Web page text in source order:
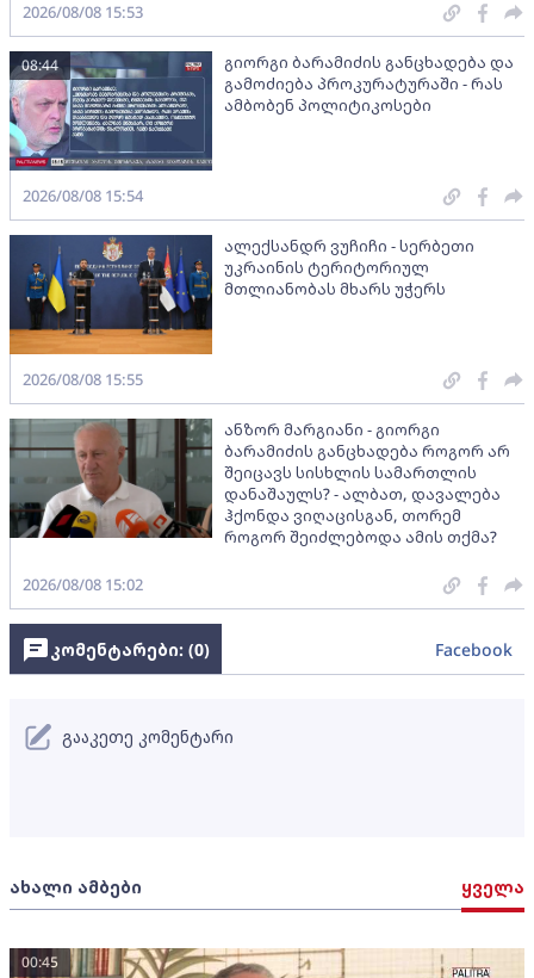
2026/08/08 15:53
გიორგი ბარამიძის განცხადება და
გამოძიება პროკურატურაში - რას
ამბობენ პოლიტიკოსები
08:44
2026/08/08 15:54
ალექსანდრ ვუჩიჩი - სერბეთი
უკრაინის ტერიტორიულ
მთლიანობას მხარს უჭერს
2026/08/08 15:55
ანზორ მარგიანი - გიორგი
ბარამიძის განცხადება როგორ არ
შეიცავს სისხლის სამართლის
დანაშაულს? - ალბათ, დავალება
ჰქონდა ვიღაცისგან, თორემ
როგორ შეიძლებოდა ამის თქმა?
2026/08/08 15:02
ახალი ამბები ყველა
00:45
კომენტარები: (0) Facebook
გააკეთე კომენტარი